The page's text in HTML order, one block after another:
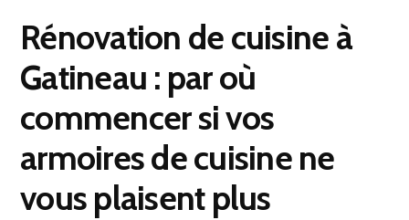
Rénovation de cuisine à
Gatineau : par où
commencer si vos
armoires de cuisine ne
vous plaisent plus